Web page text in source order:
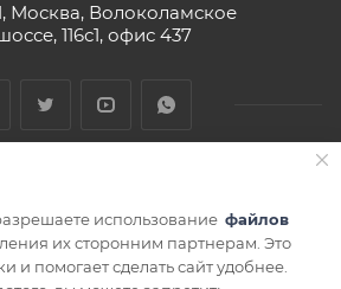
Москва, Волоколамское
116с1, офис 437
использование файлов
их сторонним партнерам. Это
и помогает сделать сайт удобнее.